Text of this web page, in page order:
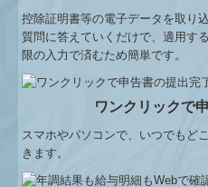
控除証明書等の電子データを取り
質問に答えていくだけで、適用す
限の入力で済むため簡単です。
ワンクリックで
スマホやパソコンで、いつでもど
きます。